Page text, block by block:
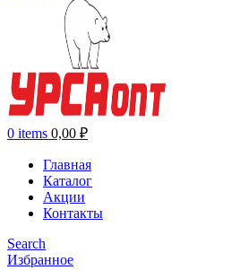
0 items 0,00 ₽
Главная
Каталог
Акции
Контакты
Search
Избранное